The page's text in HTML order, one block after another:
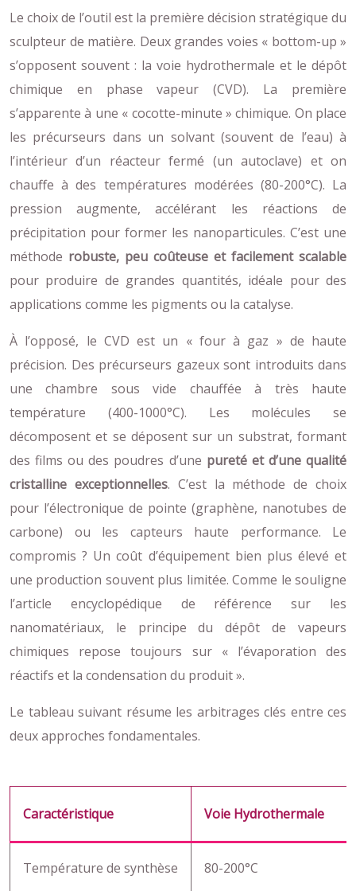
Le choix de l’outil est la première décision stratégique du
sculpteur de matière. Deux grandes voies « bottom-up »
s’opposent souvent : la voie hydrothermale et le dépôt
chimique en phase vapeur (CVD). La première
s’apparente à une « cocotte-minute » chimique. On place
les précurseurs dans un solvant (souvent de l’eau) à
l’intérieur d’un réacteur fermé (un autoclave) et on
chauffe à des températures modérées (80-200°C). La
pression augmente, accélérant les réactions de
précipitation pour former les nanoparticules. C’est une
méthode robuste, peu coûteuse et facilement scalable
pour produire de grandes quantités, idéale pour des
applications comme les pigments ou la catalyse.
À l’opposé, le CVD est un « four à gaz » de haute
précision. Des précurseurs gazeux sont introduits dans
une chambre sous vide chauffée à très haute
température (400-1000°C). Les molécules se
décomposent et se déposent sur un substrat, formant
des films ou des poudres d’une pureté et d’une qualité
cristalline exceptionnelles. C’est la méthode de choix
pour l’électronique de pointe (graphène, nanotubes de
carbone) ou les capteurs haute performance. Le
compromis ? Un coût d’équipement bien plus élevé et
une production souvent plus limitée. Comme le souligne
l’article encyclopédique de référence sur les
nanomatériaux, le principe du dépôt de vapeurs
chimiques repose toujours sur « l’évaporation des
réactifs et la condensation du produit ».
Le tableau suivant résume les arbitrages clés entre ces
deux approches fondamentales.
Caractéristique Voie Hydrothermale
Température de synthèse 80-200°C